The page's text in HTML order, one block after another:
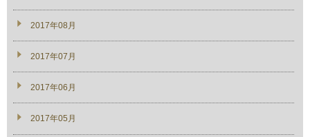
2017年08月
2017年07月
2017年06月
2017年05月